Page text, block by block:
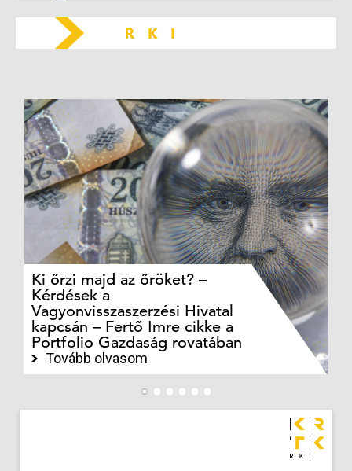
Ki őrzi majd az őröket? –
Kérdések a
Vagyonvisszaszerzési Hivatal
kapcsán – Fertő Imre cikke a
Portfolio Gazdaság rovatában
Tovább olvasom